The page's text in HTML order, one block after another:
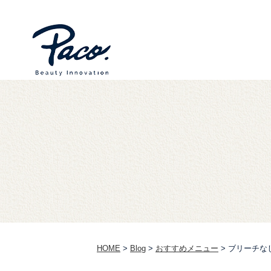
HOME > Blog > おすすめメニュー > ブリーチな